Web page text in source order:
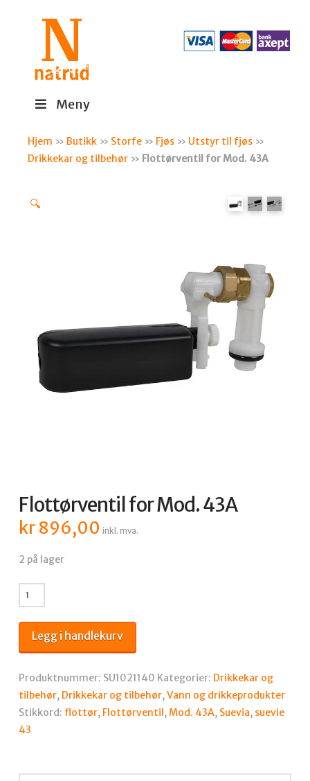
Meny
Hjem » Butikk » Storfe » Fjøs » Utstyr til fjøs »
Drikkekar og tilbehør » Flottørventil for Mod. 43A
🔍
Flottørventil for Mod. 43A
kr896,00 inkl. mva.
2 på lager
Flottørventil
for
Mod.
43A
Legg i handlekurv
Produktnummer: SU1021140 Kategorier: Drikkekar og
tilbehør, Drikkekar og tilbehør,Vann og drikkeprodukter
Stikkord: flottør, Flottørventil,Mod. 43A, Suevia, suevie
43